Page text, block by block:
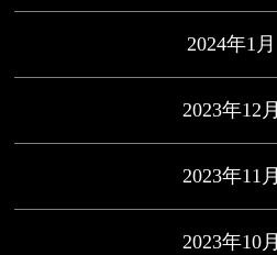
2024年1月
2023年12月
2023年11月
2023年10月